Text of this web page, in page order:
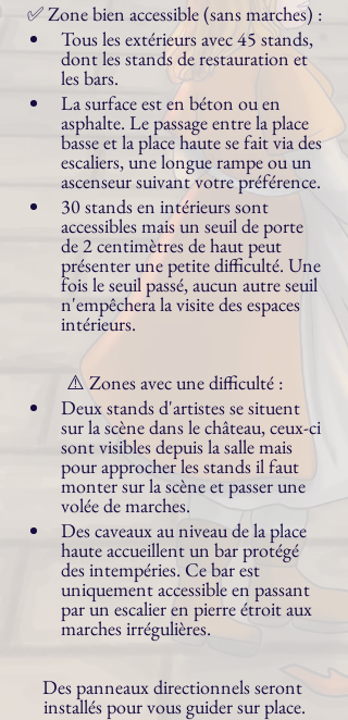
✅ Zone bien accessible (sans marches) :
Tous les extérieurs avec 45 stands,
dont les stands de restauration et
les bars.
La surface est en béton ou en
asphalte. Le passage entre la place
basse et la place haute se fait via des
escaliers, une longue rampe ou un
ascenseur suivant votre préférence.
30 stands en intérieurs sont
accessibles mais un seuil de porte
de 2 centimètres de haut peut
présenter une petite difficulté. Une
fois le seuil passé, aucun autre seuil
n'empêchera la visite des espaces
intérieurs.
⚠️ Zones avec une difficulté :
Deux stands d'artistes se situent
sur la scène dans le château, ceux-ci
sont visibles depuis la salle mais
pour approcher les stands il faut
monter sur la scène et passer une
volée de marches.
Des caveaux au niveau de la place
haute accueillent un bar protégé
des intempéries. Ce bar est
uniquement accessible en passant
par un escalier en pierre étroit aux
marches irrégulières.
Des panneaux directionnels seront
installés pour vous guider sur place.